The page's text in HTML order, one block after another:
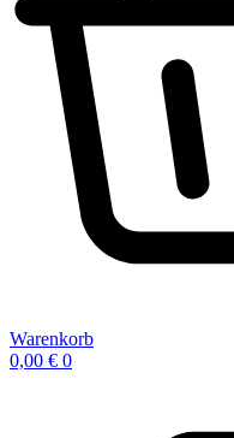
Warenkorb
0,00 € 0